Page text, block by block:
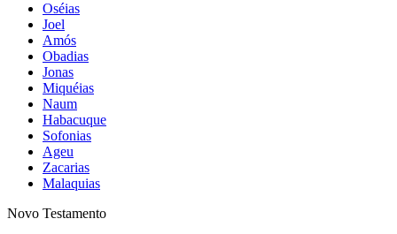
Oséias
Joel
Amós
Obadias
Jonas
Miquéias
Naum
Habacuque
Sofonias
Ageu
Zacarias
Malaquias
Novo Testamento